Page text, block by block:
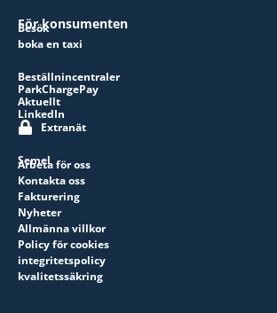
För konsumenten
Besök
boka en taxi
Beställnincentraler
ParkChargePay
Aktuellt
LinkedIn
Extranät
Semel
Arbeta för oss
Kontakta oss
Fakturering
Nyheter
Allmänna villkor
Policy för cookies
integritetspolicy
kvalitetssäkring